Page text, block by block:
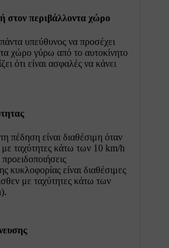
στον περιβάλλοντα χώρο
υπεύθυνος να προσέχει
χώρο γύρω από το αυτοκίνητο
ότι είναι ασφαλές να κάνει
πέδηση είναι διαθέσιμη όταν
με ταχύτητες κάτω των 10 km/h
κυκλοφορίας είναι διαθέσιμες
με ταχύτητες κάτω των